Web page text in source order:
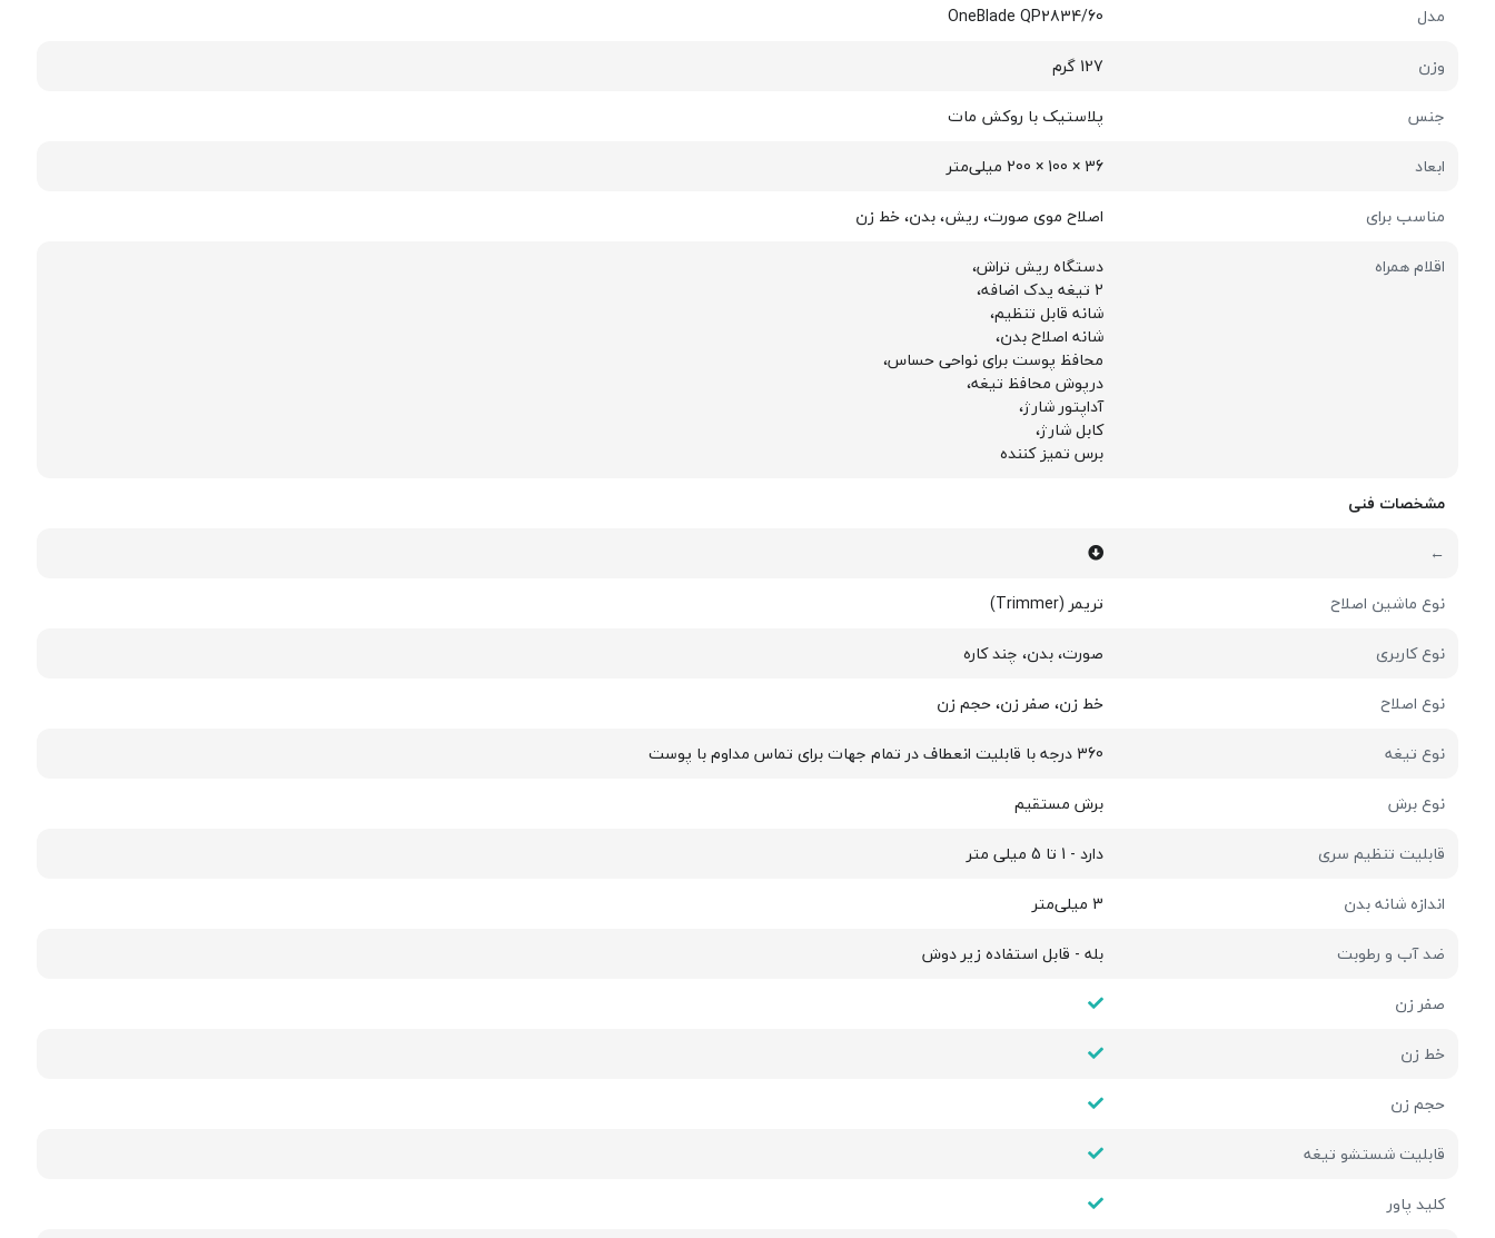
مدل
OneBlade QP2834/60
وزن
127 گرم
جنس
پلاستیک با روکش مات
ابعاد
36 × 100 × 200 میلی‌متر
مناسب برای
اصلاح موی صورت، ریش، بدن، خط زن
اقلام همراه
دستگاه ریش تراش،
2 تیغه یدک اضافه،
شانه قابل تنظیم،
شانه اصلاح بدن،
محافظ پوست برای نواحی حساس،
درپوش محافظ تیغه،
آداپتور شارژ،
کابل شارژ،
برس تمیز کننده
مشخصات فنی
←
نوع ماشین اصلاح
تریمر (Trimmer)
نوع کاربری
صورت، بدن، چند کاره
نوع اصلاح
خط زن، صفر زن، حجم زن
نوع تیغه
360 درجه با قابلیت انعطاف در تمام جهات برای تماس مداوم با پوست
نوع برش
برش مستقیم
قابلیت تنظیم سری
دارد - 1 تا 5 میلی متر
اندازه شانه بدن
3 میلی‌متر
ضد آب و رطوبت
بله - قابل استفاده زیر دوش
صفر زن
خط زن
حجم زن
قابلیت شستشو تیغه
کلید پاور